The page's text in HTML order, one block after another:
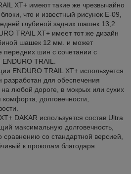
XT+ имеют такие же чрезвычайно
что и известный рисунок E-09,
глубиной задних шашек 13,2
TRAIL XT+ имеет тот же дизайн
шашек 12 мм. и может
передних шин с сочетании с
TRAIL.
ENDURO TRAIL XT+ используется
разработан для обеспечения
на любой дороге, в мокрых или сухих
долговечности,
DAKAR используется состав Ultra
максимальную долговечность,
со стандартной версией,
к проколам благодаря